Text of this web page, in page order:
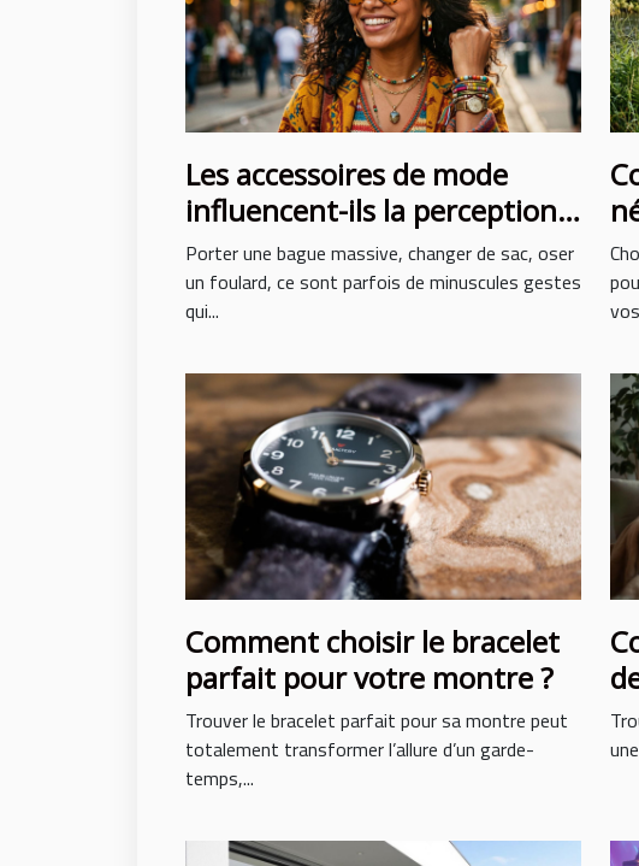
Les accessoires de mode
influencent-ils la perception
de soi ?
Porter une bague massive, changer de sac, oser
un foulard, ce sont parfois de minuscules gestes
qui...
Comment choisir le bracelet
parfait pour votre montre ?
Trouver le bracelet parfait pour sa montre peut
totalement transformer l’allure d’un garde-
temps,...